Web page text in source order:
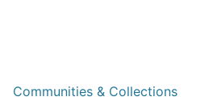
Communities & Collections
Home 體育新聞剪報
體育新